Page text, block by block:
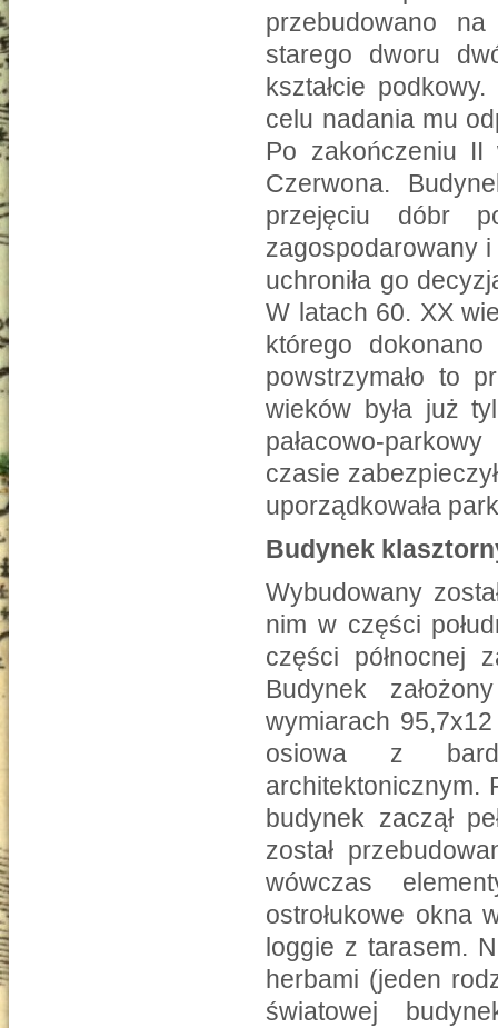
przebudowano
starego dworu
kształcie
celu nadania mu
Po zakończeniu II
Czerwona.
przejęciu dóbr
zagospodarowany
uchroniła go
W latach 60. XX
którego
powstrzymało to
wieków była już
pałacowo-
czasie
uporządkowała
Budynek
Wybudowany
nim w części
części północnej
Budynek
wymiarach
osiowa z
architektonicznym.
budynek zaczął
został
wówczas
ostrołukowe okna
loggie z tarasem.
herbami (jeden
światowej